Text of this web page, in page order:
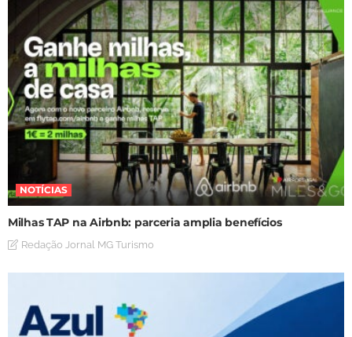
NOTÍCIAS
Milhas TAP na Airbnb: parceria amplia benefícios
Redação Jornal MG Turismo